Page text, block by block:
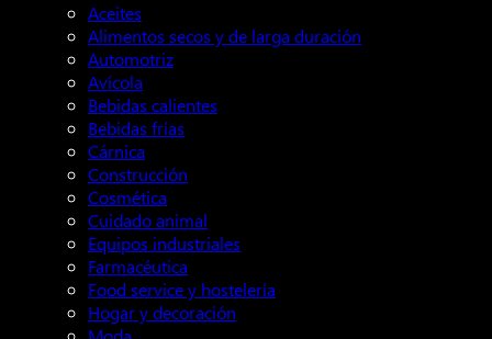
Aceites
Alimentos secos y de larga duración
Automotriz
Avícola
Bebidas calientes
Bebidas frías
Cárnica
Construcción
Cosmética
Cuidado animal
Equipos industriales
Farmacéutica
Food service y hostelería
Hogar y decoración